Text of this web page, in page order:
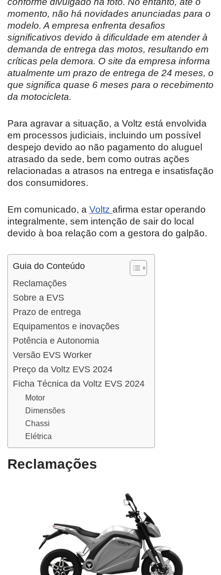
momento, não há novidades anunciadas para o
modelo. A empresa enfrenta desafios
significativos devido à dificuldade em atender à
demanda de entrega das motos, resultando em
críticas pela demora. O site da empresa informa
atualmente um prazo de entrega de 24 meses, o
que significa quase 6 meses para o recebimento
da motocicleta.
Para agravar a situação, a Voltz está envolvida
em processos judiciais, incluindo um possível
despejo devido ao não pagamento do aluguel
atrasado da sede, bem como outras ações
relacionadas a atrasos na entrega e insatisfação
dos consumidores.
Em comunicado, a Voltz afirma estar operando
integralmente, sem intenção de sair do local
devido à boa relação com a gestora do galpão.
Guia do Conteúdo
Reclamações
Sobre a EVS
Prazo de entrega
Equipamentos e inovações
Potência e Autonomia
Versão EVS Worker
Preço da Voltz EVS 2024
Ficha Técnica da Voltz EVS 2024
Motor
Dimensões
Chassi
Elétrica
Reclamações